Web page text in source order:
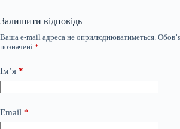
Залишити відповідь
Ваша e-mail адреса не оприлюднюватиметься.
позначені *
Ім’я *
Email *